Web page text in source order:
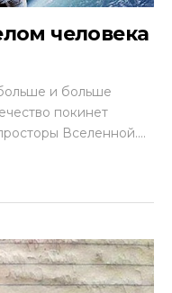
человека
и больше
покинет
Вселенной....